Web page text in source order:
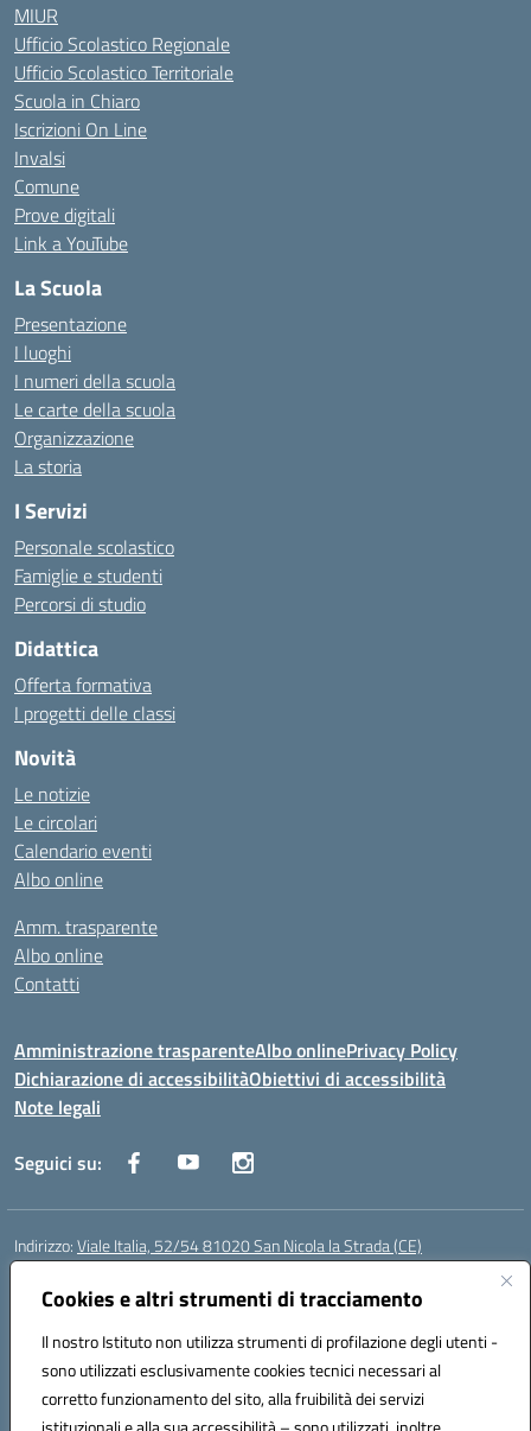
Cookies e altri strumenti di tracciamento
Il nostro Istituto non utilizza strumenti di profilazione degli utenti -
sono utilizzati esclusivamente cookies tecnici necessari al
corretto funzionamento del sito, alla fruibilità dei servizi
MIUR
Ufficio Scolastico Regionale
Ufficio Scolastico Territoriale
Scuola in Chiaro
Iscrizioni On Line
Invalsi
Comune
Prove digitali
Link a YouTube
La Scuola
Presentazione
I luoghi
I numeri della scuola
Le carte della scuola
Organizzazione
La storia
I Servizi
Personale scolastico
Famiglie e studenti
Percorsi di studio
Didattica
Offerta formativa
I progetti delle classi
Novità
Le notizie
Le circolari
Calendario eventi
Albo online
Amm. trasparente
Albo online
Contatti
Amministrazione trasparenteAlbo onlinePrivacy Policy
Dichiarazione di accessibilitàObiettivi di accessibilità
Note legali
Seguici su:
Indirizzo:Viale Italia, 52/54 81020 San Nicola la Strada (CE)
Centralino:
Posta elettronica certificata (PEC):ceic86700d@pec.istruzione.it
Codice fiscale: 93081990611
Codice meccanografico:CEIC86700D
Codice Indice delle Pubbliche Amministrazioni (IPA): istsc_ceic86700d
Codice unico di fatturazione (CUF): XLWGV9